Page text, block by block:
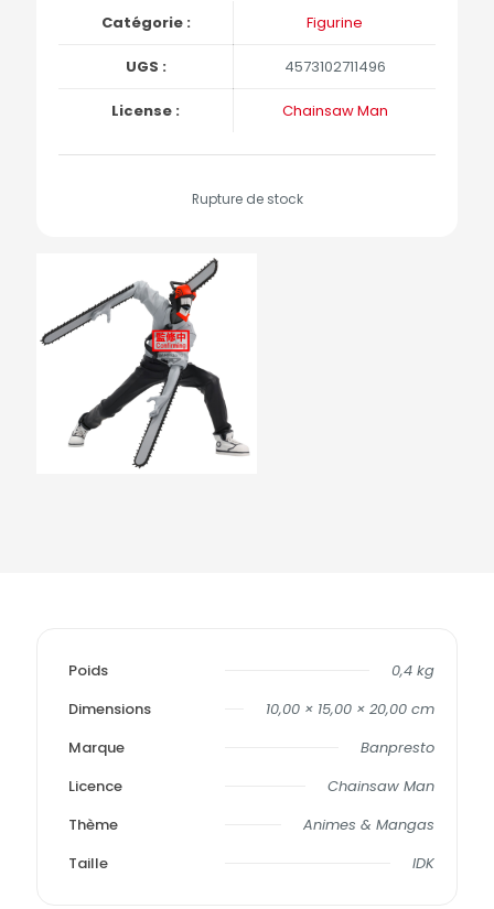
Catégorie : Figurine
UGS : 4573102711496
License : Chainsaw Man
Rupture de stock
Poids
0,4 kg
Dimensions
10,00 × 15,00 × 20,00 cm
Marque
Banpresto
Licence
Chainsaw Man
Thème
Animes & Mangas
Taille
IDK